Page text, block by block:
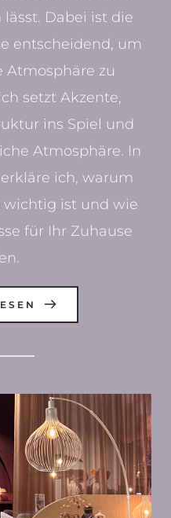
Dabei ist die
entscheidend, um
Atmosphäre zu
setzt Akzente,
ins Spiel und
Atmosphäre. In
ich, warum
wichtig ist und wie
für Ihr Zuhause